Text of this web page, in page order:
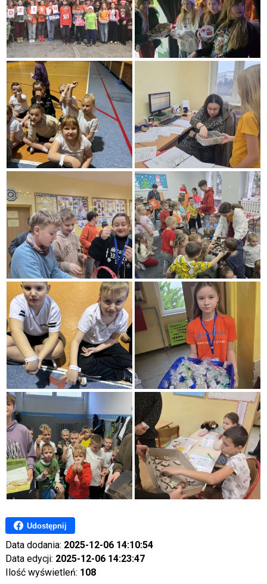
Udostępnij
Data dodania: 2025-12-06 14:10:54
Data edycji: 2025-12-06 14:23:47
Ilość wyświetleń: 108